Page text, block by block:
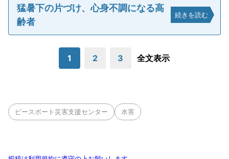
猛暑下の片づけ、心身不調になる高
齢者
続きを読む
1 2 3 全文表示
ピースボート災害支援センター 水害